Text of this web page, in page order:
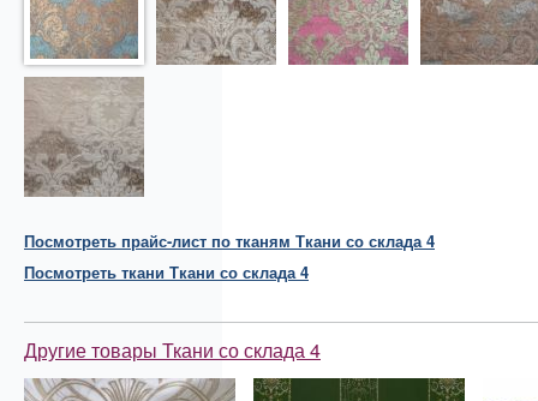
Посмотреть прайс-лист по тканям Ткани со склада 4
Посмотреть ткани Ткани со склада 4
Другие товары Ткани со склада 4